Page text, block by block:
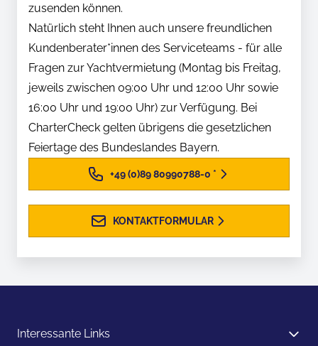
zusenden können.
Natürlich steht Ihnen auch unsere freundlichen
Kundenberater*innen des Serviceteams - für alle
Fragen zur Yachtvermietung (Montag bis Freitag,
jeweils zwischen 09:00 Uhr und 12:00 Uhr sowie
16:00 Uhr und 19:00 Uhr) zur Verfügung. Bei
CharterCheck gelten übrigens die gesetzlichen
Feiertage des Bundeslandes Bayern.
+49 (0)89 80990788-0 *
KONTAKTFORMULAR
Interessante Links